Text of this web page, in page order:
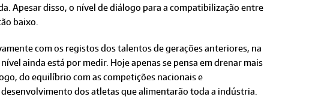
Apesar disso, o nível de diálogo para a compatibilização entre
baixo.
com os registos dos talentos de gerações anteriores, na
ainda está por medir. Hoje apenas se pensa em drenar mais
do equilíbrio com as competições nacionais e
dos atletas que alimentarão toda a indústria.